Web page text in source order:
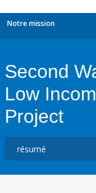
Notre mission
Second
Low
Project